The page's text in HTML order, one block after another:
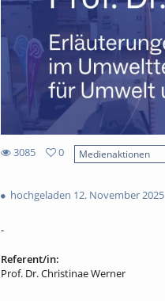
3085
views
0
Medienaktionen
hochgeladen 12. November 2025
-
Referent/in:
Prof. Dr. Christinae Werner